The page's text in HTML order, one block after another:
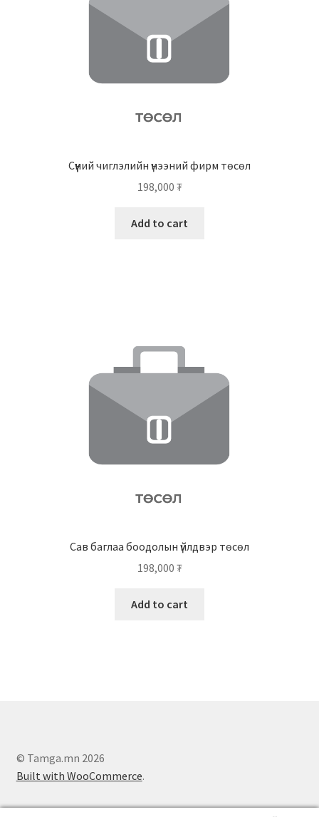
Сүүний чиглэлийн үнээний фирм төсөл
198,000 ₮
Add to cart
Сав баглаа боодолын үйлдвэр төсөл
198,000 ₮
Add to cart
© Tamga.mn 2026
Built with WooCommerce.